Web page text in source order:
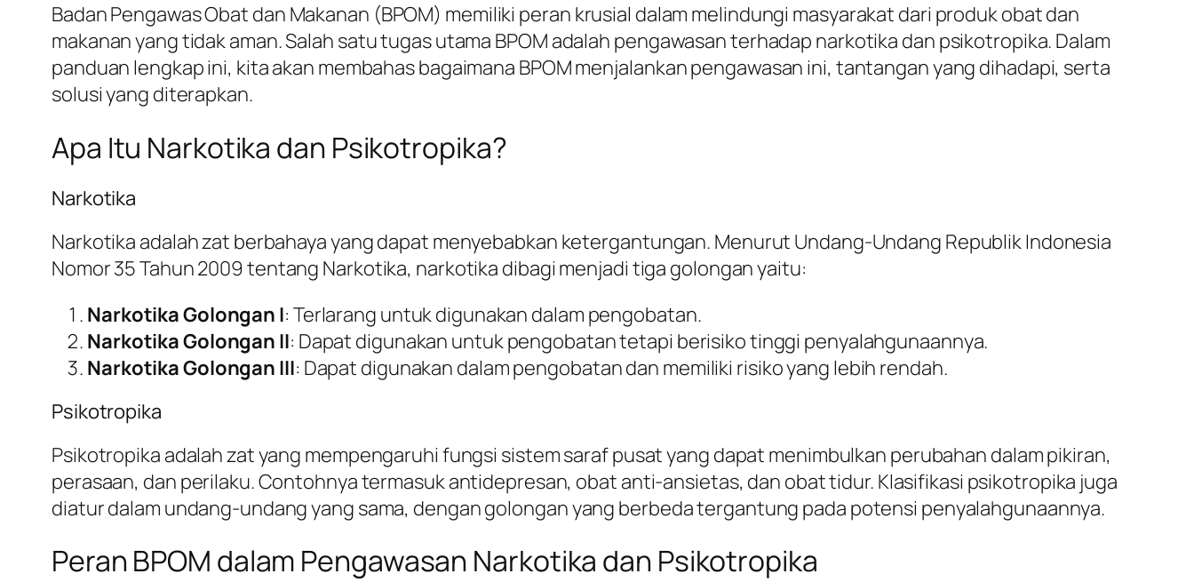
Badan Pengawas Obat dan Makanan (BPOM) memiliki peran krusial dalam melindungi masyarakat dari produk obat dan
makanan yang tidak aman. Salah satu tugas utama BPOM adalah pengawasan terhadap narkotika dan psikotropika. Dalam
panduan lengkap ini, kita akan membahas bagaimana BPOM menjalankan pengawasan ini, tantangan yang dihadapi, serta
solusi yang diterapkan.
Apa Itu Narkotika dan Psikotropika?
Narkotika
Narkotika adalah zat berbahaya yang dapat menyebabkan ketergantungan. Menurut Undang-Undang Republik Indonesia
Nomor 35 Tahun 2009 tentang Narkotika, narkotika dibagi menjadi tiga golongan yaitu:
Narkotika Golongan I: Terlarang untuk digunakan dalam pengobatan.
Narkotika Golongan II: Dapat digunakan untuk pengobatan tetapi berisiko tinggi penyalahgunaannya.
Narkotika Golongan III: Dapat digunakan dalam pengobatan dan memiliki risiko yang lebih rendah.
Psikotropika
Psikotropika adalah zat yang mempengaruhi fungsi sistem saraf pusat yang dapat menimbulkan perubahan dalam pikiran,
perasaan, dan perilaku. Contohnya termasuk antidepresan, obat anti-ansietas, dan obat tidur. Klasifikasi psikotropika juga
diatur dalam undang-undang yang sama, dengan golongan yang berbeda tergantung pada potensi penyalahgunaannya.
Peran BPOM dalam Pengawasan Narkotika dan Psikotropika